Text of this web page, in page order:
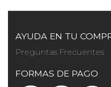
AYUDA EN TU
Preguntas Frecuentes
FORMAS DE PAGO